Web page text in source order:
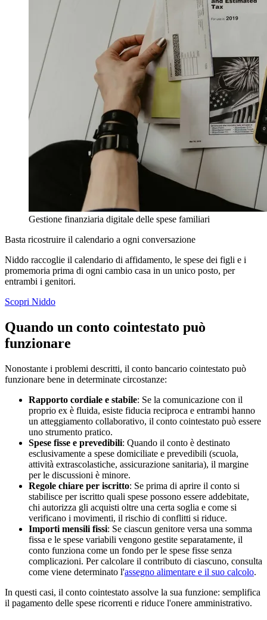
Gestione finanziaria digitale delle spese familiari
Basta ricostruire il calendario a ogni conversazione
Niddo raccoglie il calendario di affidamento, le spese dei figli e i
promemoria prima di ogni cambio casa in un unico posto, per
entrambi i genitori.
Scopri Niddo
Quando un conto cointestato può
funzionare
Nonostante i problemi descritti, il conto bancario cointestato può
funzionare bene in determinate circostanze:
Rapporto cordiale e stabile: Se la comunicazione con il
proprio ex è fluida, esiste fiducia reciproca e entrambi hanno
un atteggiamento collaborativo, il conto cointestato può essere
uno strumento pratico.
Spese fisse e prevedibili: Quando il conto è destinato
esclusivamente a spese domiciliate e prevedibili (scuola,
attività extrascolastiche, assicurazione sanitaria), il margine
per le discussioni è minore.
Regole chiare per iscritto: Se prima di aprire il conto si
stabilisce per iscritto quali spese possono essere addebitate,
chi autorizza gli acquisti oltre una certa soglia e come si
verificano i movimenti, il rischio di conflitti si riduce.
Importi mensili fissi: Se ciascun genitore versa una somma
fissa e le spese variabili vengono gestite separatamente, il
conto funziona come un fondo per le spese fisse senza
complicazioni. Per calcolare il contributo di ciascuno, consulta
come viene determinato l'assegno alimentare e il suo calcolo.
In questi casi, il conto cointestato assolve la sua funzione: semplifica
il pagamento delle spese ricorrenti e riduce l'onere amministrativo.